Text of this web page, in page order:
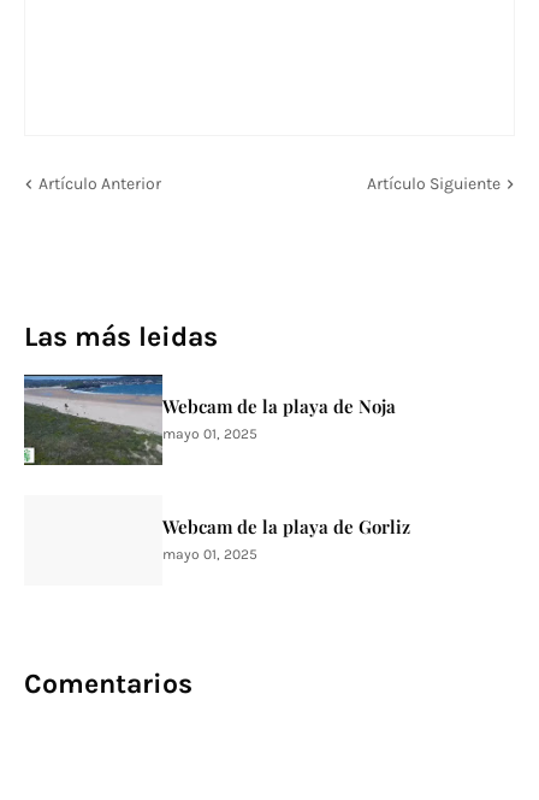
Artículo Anterior Artículo Siguiente
Las más leidas
Webcam de la playa de Noja
mayo 01, 2025
Webcam de la playa de Gorliz
mayo 01, 2025
Comentarios